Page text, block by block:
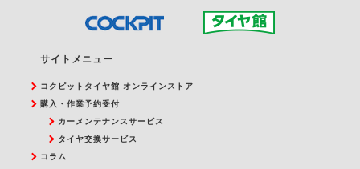
サイトメニュー
コクピットタイヤ館 オンラインストア
購入・作業予約受付
カーメンテナンスサービス
タイヤ交換サービス
コラム